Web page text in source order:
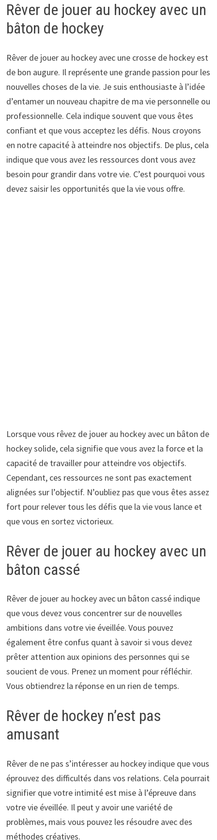
Rêver de jouer au hockey avec un
bâton de hockey
Rêver de jouer au hockey avec une crosse de hockey est
de bon augure. Il représente une grande passion pour les
nouvelles choses de la vie. Je suis enthousiaste à l’idée
d’entamer un nouveau chapitre de ma vie personnelle ou
professionnelle. Cela indique souvent que vous êtes
confiant et que vous acceptez les défis. Nous croyons
en notre capacité à atteindre nos objectifs. De plus, cela
indique que vous avez les ressources dont vous avez
besoin pour grandir dans votre vie. C’est pourquoi vous
devez saisir les opportunités que la vie vous offre.
Lorsque vous rêvez de jouer au hockey avec un bâton de
hockey solide, cela signifie que vous avez la force et la
capacité de travailler pour atteindre vos objectifs.
Cependant, ces ressources ne sont pas exactement
alignées sur l’objectif. N’oubliez pas que vous êtes assez
fort pour relever tous les défis que la vie vous lance et
que vous en sortez victorieux.
Rêver de jouer au hockey avec un
bâton cassé
Rêver de jouer au hockey avec un bâton cassé indique
que vous devez vous concentrer sur de nouvelles
ambitions dans votre vie éveillée. Vous pouvez
également être confus quant à savoir si vous devez
prêter attention aux opinions des personnes qui se
soucient de vous. Prenez un moment pour réfléchir.
Vous obtiendrez la réponse en un rien de temps.
Rêver de hockey n’est pas
amusant
Rêver de ne pas s’intéresser au hockey indique que vous
éprouvez des difficultés dans vos relations. Cela pourrait
signifier que votre intimité est mise à l’épreuve dans
votre vie éveillée. Il peut y avoir une variété de
problèmes, mais vous pouvez les résoudre avec des
méthodes créatives.